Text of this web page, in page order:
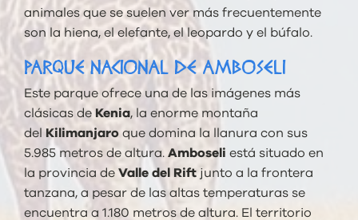
animales que se suelen ver más frecuentemente
son la hiena, el elefante, el leopardo y el búfalo.
PARQUE NACIONAL DE AMBOSELI
Este parque ofrece una de las imágenes más
clásicas de Kenia, la enorme montaña
del Kilimanjaro que domina la llanura con sus
5.985 metros de altura. Amboseli está situado en
la provincia de Valle del Rift junto a la frontera
tanzana, a pesar de las altas temperaturas se
encuentra a 1.180 metros de altura. El territorio